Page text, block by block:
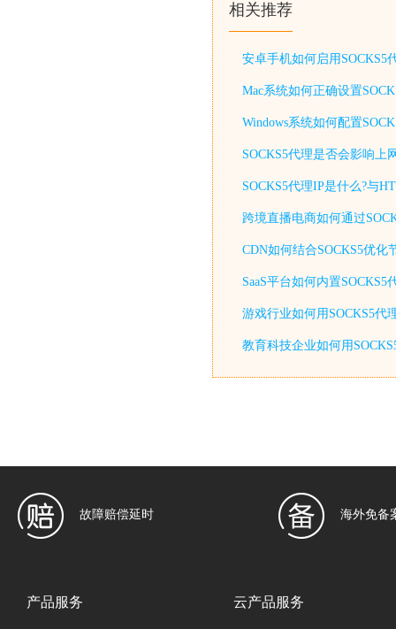
相关推荐
安卓手机如何启用SOCKS5
Mac系统如何正确设置
Windows系统如何配置
SOCKS5代理是否会影响上
SOCKS5代理IP是什么?与
跨境直播电商如何通过
CDN如何结合SOCKS5优
SaaS平台如何内置
游戏行业如何用SOCKS5代
教育科技企业如何用
故障赔偿延时 海外免备
产品服务 云产品服务